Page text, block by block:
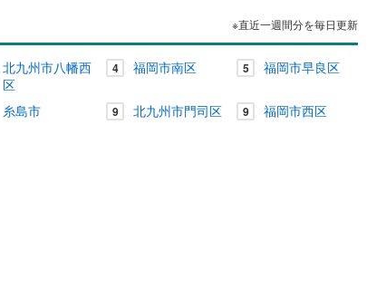
※直近一週間分を毎日更新
北九州市八幡西
区
4 福岡市南区 5 福岡市早良区
糸島市 9 北九州市門司区 9 福岡市西区